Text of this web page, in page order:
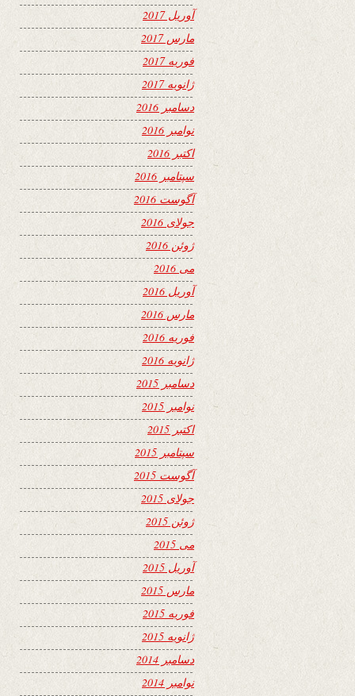
آوریل 2017
مارس 2017
فوریه 2017
ژانویه 2017
دسامبر 2016
نوامبر 2016
اکتبر 2016
سپتامبر 2016
آگوست 2016
جولای 2016
ژوئن 2016
می 2016
آوریل 2016
مارس 2016
فوریه 2016
ژانویه 2016
دسامبر 2015
نوامبر 2015
اکتبر 2015
سپتامبر 2015
آگوست 2015
جولای 2015
ژوئن 2015
می 2015
آوریل 2015
مارس 2015
فوریه 2015
ژانویه 2015
دسامبر 2014
نوامبر 2014